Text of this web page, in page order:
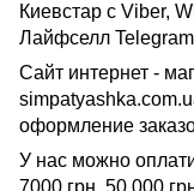
Киевстар с Viber,
Лайфселл
Сайт интернет -
оформление
У нас можно
7000 грн, 50 000